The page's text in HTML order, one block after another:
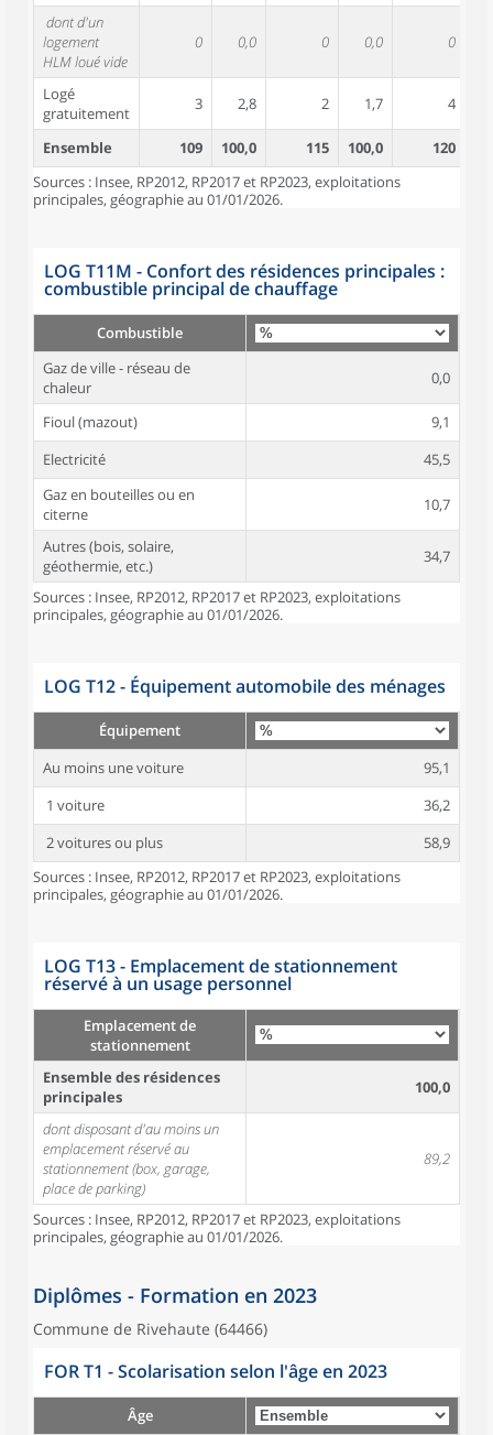
dont d'un
logement
HLM loué vide
0 0,0 0 0,0 0
Logé
gratuitement
3 2,8 2 1,7 4
Ensemble 109 100,0 115 100,0 120
Sources : Insee, RP2012, RP2017 et RP2023, exploitations
principales, géographie au 01/01/2026.
LOG T11M - Confort des résidences principales :
combustible principal de chauffage
Combustible
Gaz de ville - réseau de
chaleur
0,0
Fioul (mazout)
9,1
Electricité
45,5
Gaz en bouteilles ou en
citerne
10,7
Autres (bois, solaire,
géothermie, etc.)
34,7
Sources : Insee, RP2012, RP2017 et RP2023, exploitations
principales, géographie au 01/01/2026.
LOG T12 - Équipement automobile des ménages
Équipement
Au moins une voiture
95,1
1 voiture
36,2
2 voitures ou plus
58,9
Sources : Insee, RP2012, RP2017 et RP2023, exploitations
principales, géographie au 01/01/2026.
LOG T13 - Emplacement de stationnement
réservé à un usage personnel
Emplacement de
stationnement
Ensemble des résidences
principales
100,0
dont disposant d'au moins un
emplacement réservé au
stationnement (box, garage,
place de parking)
89,2
Sources : Insee, RP2012, RP2017 et RP2023, exploitations
principales, géographie au 01/01/2026.
Diplômes - Formation en 2023
Commune de Rivehaute (64466)
FOR T1 - Scolarisation selon l'âge en 2023
Âge